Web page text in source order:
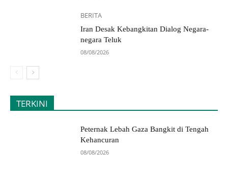
BERITA
Iran Desak Kebangkitan Dialog Negara-
negara Teluk
08/08/2026
TERKINI
Peternak Lebah Gaza Bangkit di Tengah
Kehancuran
08/08/2026